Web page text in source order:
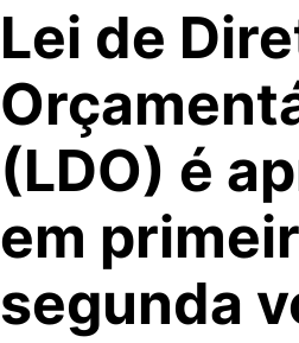
Lei de
(LDO) é
em
segunda